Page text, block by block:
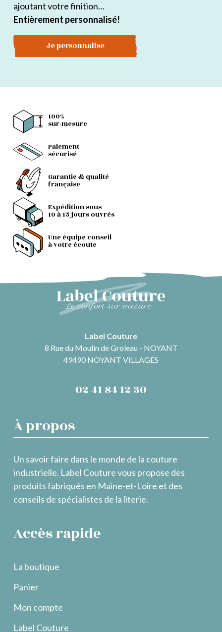
ajoutant votre finition…
Entièrement personnalisé!
Je personnalise
100%
sur-mesure
Paiement
sécurisé
Garantie & qualité
française
Expédition sous
10 à 15 jours ouvrés
Une équipe conseil
à votre écoute
Label Couture
8 Rue du Moulin de Groleau - NOYANT
49490 NOYANT VILLAGES
02 41 84 12 30
À propos
Un savoir faire dans le monde de la couture
industrielle. Label Couture vous propose des
produits fabriqués en Maine-et-Loire et des
conseils de spécialistes de la literie.
Accès rapide
La boutique
Panier
Mon compte
Label Couture